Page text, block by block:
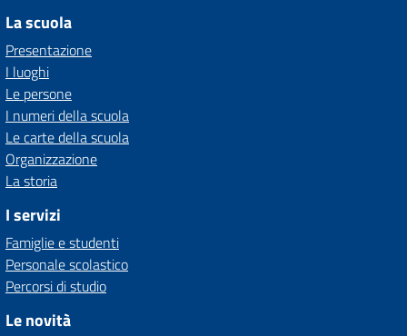
La scuola
Presentazione
I luoghi
Le persone
I numeri della scuola
Le carte della scuola
Organizzazione
La storia
I servizi
Famiglie e studenti
Personale scolastico
Percorsi di studio
Le novità